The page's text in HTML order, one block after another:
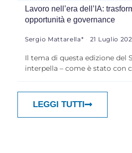
Lavoro nell’era dell’IA:
opportunità e governance
Sergio Mattarella* 21 Luglio
Il tema di questa edizione del
interpella – come è stato con
LEGGI TUTTI